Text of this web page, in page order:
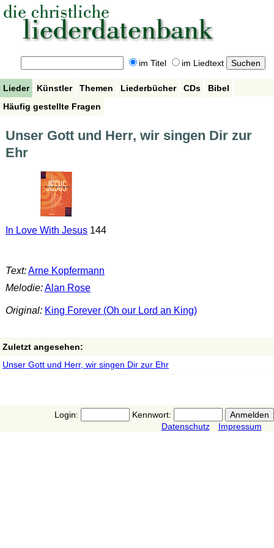
im Titel im Liedtext
Lieder Künstler Themen Liederbücher CDs
Bibel
Häufig gestellte Fragen
Unser Gott und Herr, wir singen Dir zur
Ehr
In Love With Jesus144
Text:Arne Kopfermann
Melodie:Alan Rose
Original: King Forever (Oh our Lord an King)
Zuletzt angesehen:
Unser Gott und Herr, wir singen Dir zur Ehr
Login:
Kennwort:
Datenschutz
Impressum